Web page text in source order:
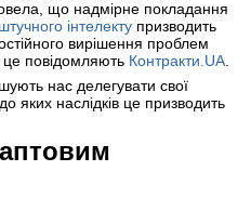
що надмірне покладання
штучного інтелекту призводить
вирішення проблем
повідомляють Контракти.UA.
нас делегувати свої
яких наслідків це призводить